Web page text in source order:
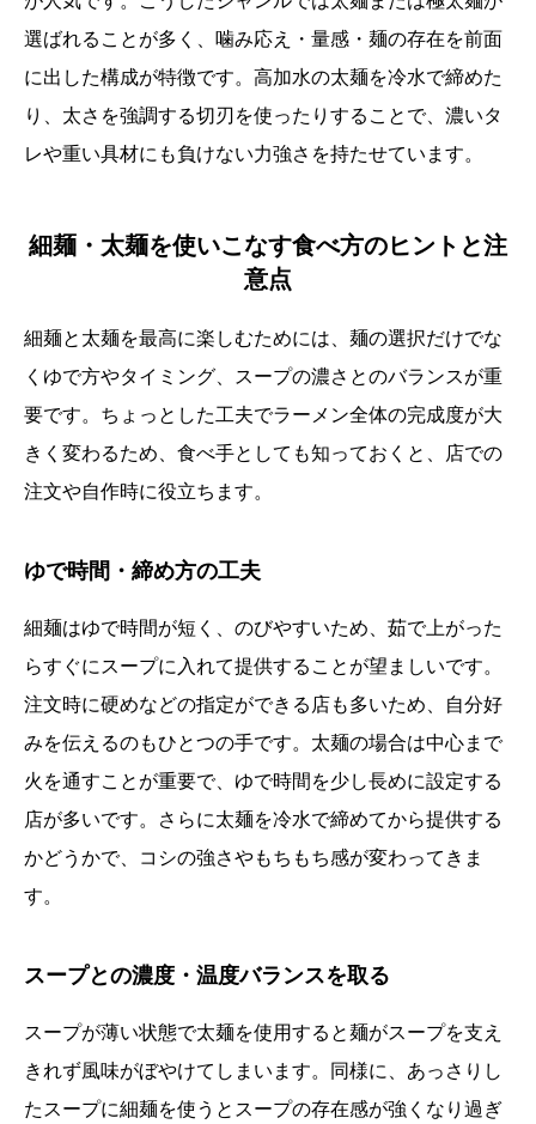
選ばれることが多く、噛み応え・量感・麺の存在を前面
に出した構成が特徴です。高加水の太麺を冷水で締めた
り、太さを強調する切刃を使ったりすることで、濃いタ
レや重い具材にも負けない力強さを持たせています。
細麺・太麺を使いこなす食べ方のヒントと注
意点
細麺と太麺を最高に楽しむためには、麺の選択だけでな
くゆで方やタイミング、スープの濃さとのバランスが重
要です。ちょっとした工夫でラーメン全体の完成度が大
きく変わるため、食べ手としても知っておくと、店での
注文や自作時に役立ちます。
ゆで時間・締め方の工夫
細麺はゆで時間が短く、のびやすいため、茹で上がった
らすぐにスープに入れて提供することが望ましいです。
注文時に硬めなどの指定ができる店も多いため、自分好
みを伝えるのもひとつの手です。太麺の場合は中心まで
火を通すことが重要で、ゆで時間を少し長めに設定する
店が多いです。さらに太麺を冷水で締めてから提供する
かどうかで、コシの強さやもちもち感が変わってきま
す。
スープとの濃度・温度バランスを取る
スープが薄い状態で太麺を使用すると麺がスープを支え
きれず風味がぼやけてしまいます。同様に、あっさりし
たスープに細麺を使うとスープの存在感が強くなり過ぎ